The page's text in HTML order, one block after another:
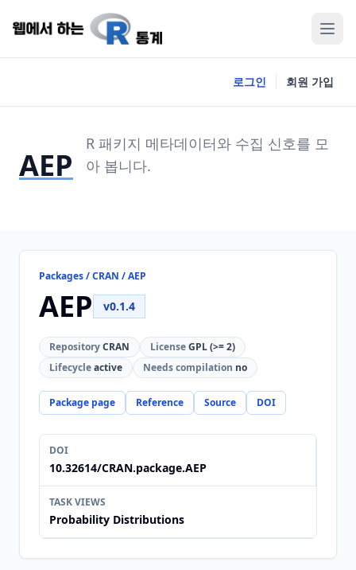
로그인 회원 가입
AEP
R 패키지 메타데이터와 수집 신호를 모
아 봅니다.
Packages / CRAN / AEP
AEP v0.1.4
RepositoryCRAN LicenseGPL (>= 2)
Lifecycleactive Needs compilation no
Package page Reference Source DOI
DOI
10.32614/CRAN.package.AEP
TASK VIEWS
Probability Distributions